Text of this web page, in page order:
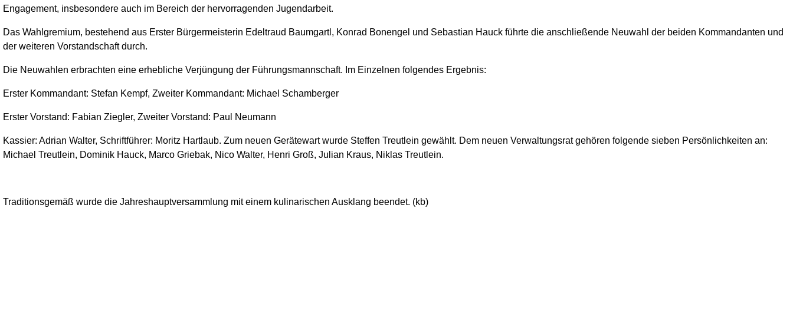
Engagement, insbesondere auch im Bereich der hervorragenden Jugendarbeit.
Das Wahlgremium, bestehend aus Erster Bürgermeisterin Edeltraud Baumgartl, Konrad Bonengel und Sebastian Hauck führte die anschließende Neuwahl der beiden Kommandanten und
der weiteren Vorstandschaft durch.
Die Neuwahlen erbrachten eine erhebliche Verjüngung der Führungsmannschaft. Im Einzelnen folgendes Ergebnis:
Erster Kommandant: Stefan Kempf, Zweiter Kommandant: Michael Schamberger
Erster Vorstand: Fabian Ziegler, Zweiter Vorstand: Paul Neumann
Kassier: Adrian Walter, Schriftführer: Moritz Hartlaub. Zum neuen Gerätewart wurde Steffen Treutlein gewählt. Dem neuen Verwaltungsrat gehören folgende sieben Persönlichkeiten an:
Michael Treutlein, Dominik Hauck, Marco Griebak, Nico Walter, Henri Groß, Julian Kraus, Niklas Treutlein.
Traditionsgemäß wurde die Jahreshauptversammlung mit einem kulinarischen Ausklang beendet. (kb)